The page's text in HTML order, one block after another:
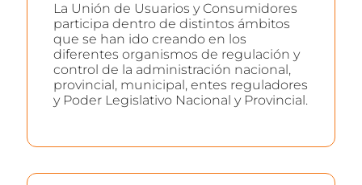
La Unión de Usuarios y Consumidores
participa dentro de distintos ámbitos
que se han ido creando en los
diferentes organismos de regulación y
control de la administración nacional,
provincial, municipal, entes reguladores
y Poder Legislativo Nacional y Provincial.